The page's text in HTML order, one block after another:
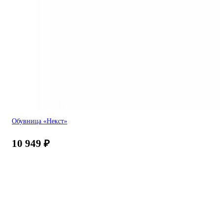
Обувница «Некст»
10 949 ₽